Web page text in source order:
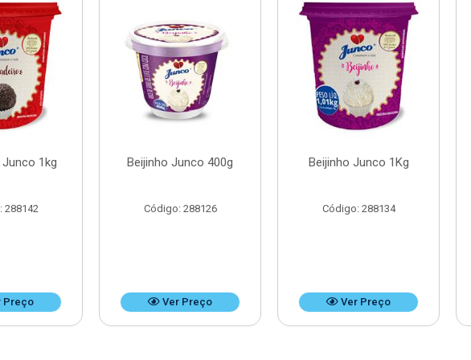
1kg
288142
Preço
Beijinho Junco 400g
Código: 288126
Ver Preço
Beijinho Junco 1Kg
Código: 288134
Ver Preço